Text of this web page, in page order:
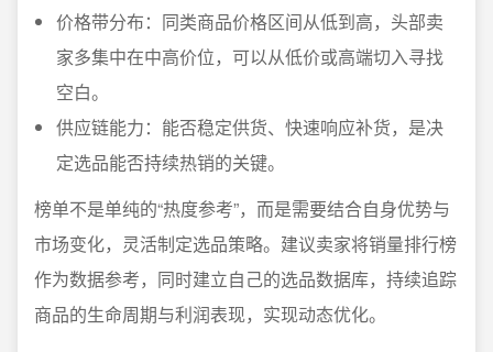
价格带分布：同类商品价格区间从低到高，头部卖
家多集中在中高价位，可以从低价或高端切入寻找
空白。
供应链能力：能否稳定供货、快速响应补货，是决
定选品能否持续热销的关键。
榜单不是单纯的“热度参考”，而是需要结合自身优势与
市场变化，灵活制定选品策略。建议卖家将销量排行榜
作为数据参考，同时建立自己的选品数据库，持续追踪
商品的生命周期与利润表现，实现动态优化。